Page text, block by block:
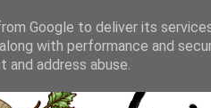
Google to deliver its
with performance and
address abuse.